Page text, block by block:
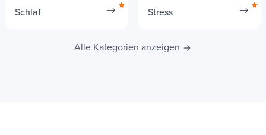
Schlaf Stress
Alle Kategorien anzeigen